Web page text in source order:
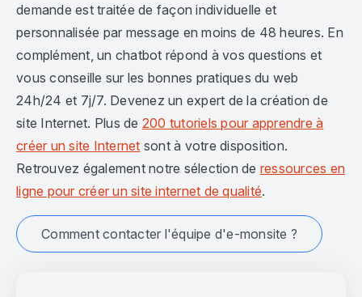
demande est traitée de façon individuelle et
personnalisée par message en moins de 48 heures. En
complément, un chatbot répond à vos questions et
vous conseille sur les bonnes pratiques du web
24h/24 et 7j/7. Devenez un expert de la création de
site Internet. Plus de 200 tutoriels pour apprendre à
créer un site Internet sont à votre disposition.
Retrouvez également notre sélection de ressources en
ligne pour créer un site internet de qualité.
Comment contacter l'équipe d'e-monsite ?